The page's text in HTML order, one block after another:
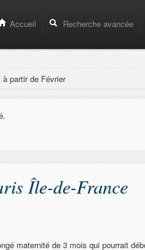
Accueil Recherche avancée
à partir de Février
Île-de-France
maternité de 3 mois qui pourrait